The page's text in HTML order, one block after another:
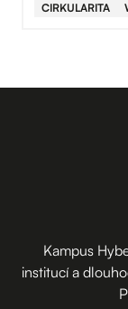
CIRKULARITA
Kampus
institucí a